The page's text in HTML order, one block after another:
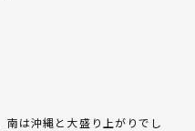
南は沖縄と大盛り上がりでし